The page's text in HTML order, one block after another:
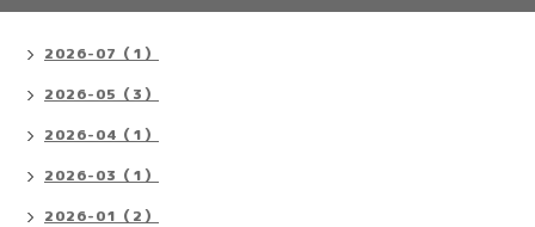
2026-07（1）
2026-05（3）
2026-04（1）
2026-03（1）
2026-01（2）